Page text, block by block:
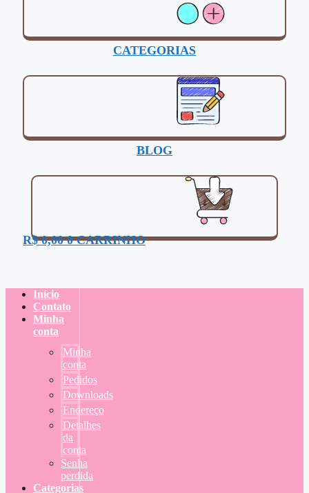
CATEGORIAS
BLOG
R$0,00 0 CARRINHO
Início
Contato
Minha
conta
Minha
conta
Pedidos
Downloads
Endereço
Detalhes
da
conta
Senha
perdida
Categorias